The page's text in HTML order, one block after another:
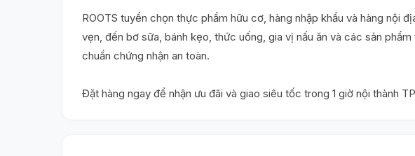
ROOTS tuyển chọn thực phẩm hữu cơ, hàng nhập khẩu và hàng
vẹn, đến bơ sữa, bánh kẹo, thức uống, gia vị nấu ăn và các sản
chuẩn chứng nhận an toàn.
Đặt hàng ngay để nhận ưu đãi và giao siêu tốc trong 1 giờ nội thành